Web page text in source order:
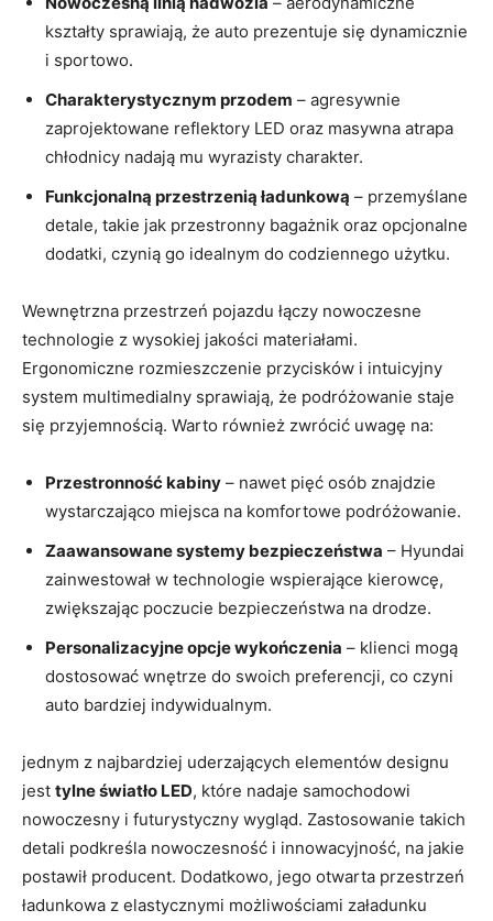
kształty sprawiają, że auto prezentuje⁢ się dynamicznie
i sportowo.
Charakterystycznym przodem –​ agresywnie
zaprojektowane reflektory ‍LED oraz masywna atrapa
chłodnicy nadają mu ‍wyrazisty charakter.
Funkcjonalną⁣ przestrzenią ładunkową – przemyślane
detale, takie jak przestronny bagażnik oraz ‌opcjonalne
dodatki, czynią go idealnym do codziennego użytku.
Wewnętrzna ⁣przestrzeń pojazdu łączy nowoczesne⁣
technologie z wysokiej jakości materiałami.
Ergonomiczne ​rozmieszczenie przycisków i intuicyjny
system multimedialny sprawiają, że podróżowanie staje
się przyjemnością. Warto⁢ również zwrócić uwagę na:
Przestronność kabiny –‍ nawet pięć osób znajdzie
wystarczająco miejsca na komfortowe podróżowanie.
Zaawansowane systemy bezpieczeństwa – Hyundai
zainwestował w technologie wspierające kierowcę,⁢
zwiększając poczucie bezpieczeństwa na drodze.
Personalizacyjne opcje wykończenia – klienci mogą
dostosować ‌wnętrze do swoich preferencji, co czyni
auto⁣ bardziej indywidualnym.
jednym z najbardziej uderzających elementów‌ designu
jest tylne światło LED, ​które nadaje samochodowi
nowoczesny i futurystyczny wygląd. Zastosowanie takich
detali podkreśla nowoczesność i innowacyjność,⁣ na jakie
postawił producent. Dodatkowo, jego otwarta przestrzeń
ładunkowa z elastycznymi możliwościami⁣ załadunku⁤